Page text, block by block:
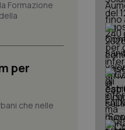
Formazione
per
che nelle
cookie.
politiche e